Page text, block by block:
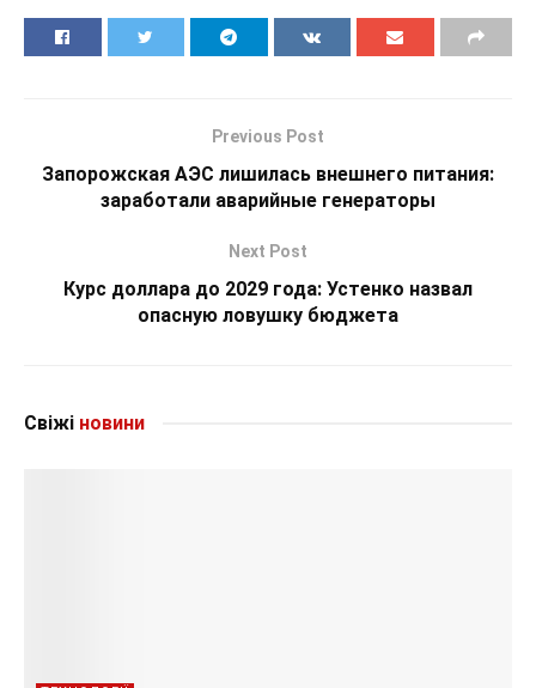
Previous Post
Запорожская АЭС лишилась внешнего питания:
заработали аварийные генераторы
Next Post
Курс доллара до 2029 года: Устенко назвал
опасную ловушку бюджета
Свіжі новини